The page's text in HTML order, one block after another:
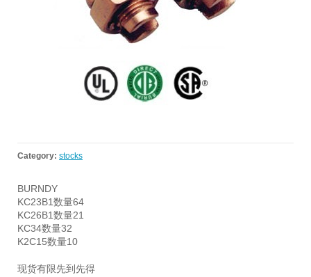
Category: stocks
BURNDY
KC23B1数量64
KC26B1数量21
KC34数量32
K2C15数量10
现货有限先到先得